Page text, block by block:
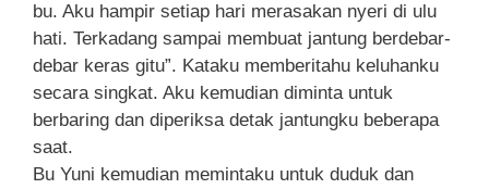
bu. Aku hampir setiap hari merasakan nyeri di ulu
hati. Terkadang sampai membuat jantung berdebar-
debar keras gitu”. Kataku memberitahu keluhanku
secara singkat. Aku kemudian diminta untuk
berbaring dan diperiksa detak jantungku beberapa
saat.
Bu Yuni kemudian memintaku untuk duduk dan